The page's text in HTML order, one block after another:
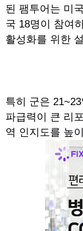
된 팸투어는 미
국 18명이 참여
활성화를 위한
특히 군은
파급력이 큰 리
역 인지도를 높